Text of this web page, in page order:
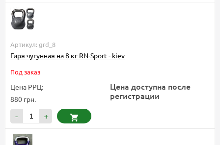
Артикул: grd_8
Гиря чугунная на 8 кг RN-Sport - kiev
Под заказ
Цена РРЦ:
880 грн.
Цена доступна после
регистрации
- +